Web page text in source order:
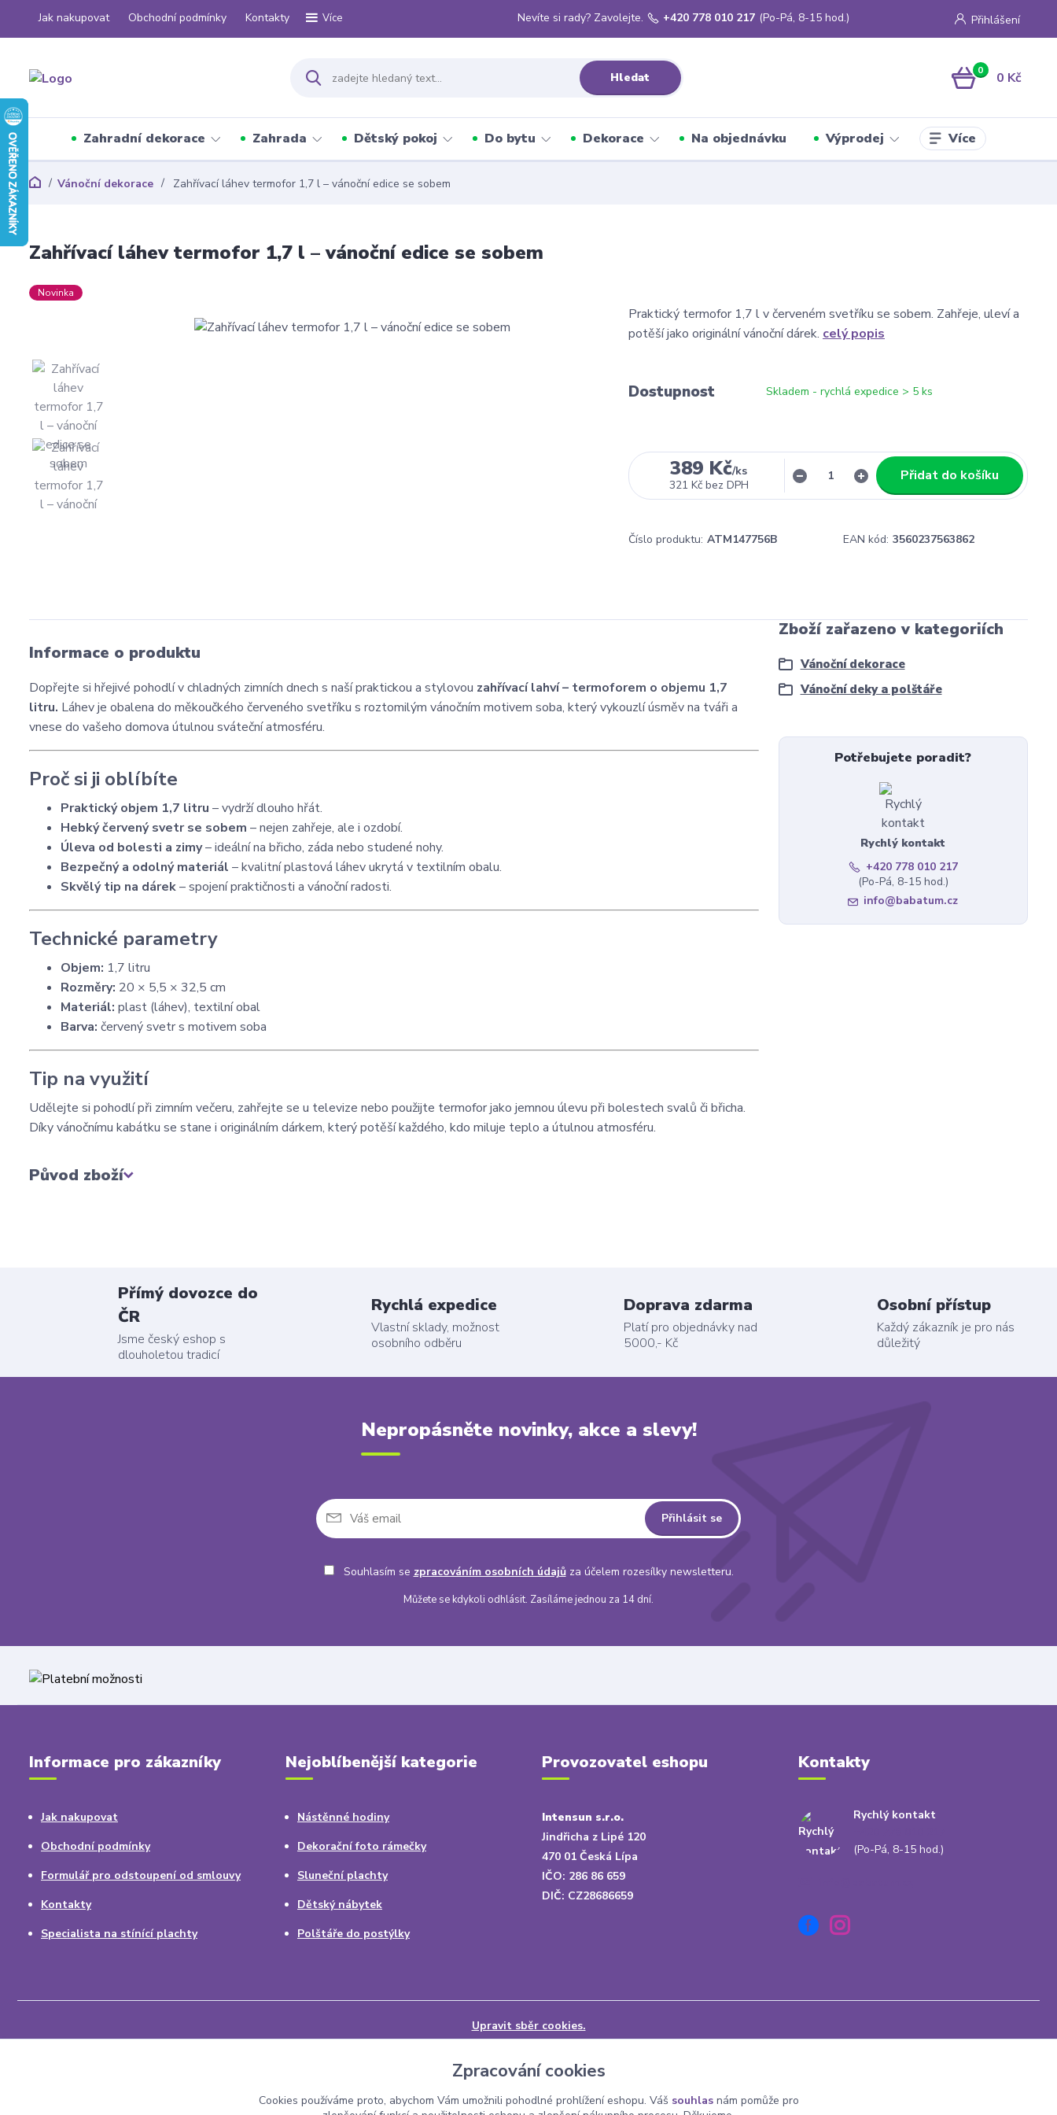
Jak nakupovat Obchodní podmínky Kontakty Více Přihlášení
Hledat
Nevíte si rady? Zavolejte. +420 778 010 217 (Po-Pá, 8-15 hod.)
0 0 Kč
Zahradní dekorace Zahrada Dětský pokoj Do bytu Dekorace Na objednávku Výprodej Více
Vánoční dekorace Zahřívací láhev termofor 1,7 l – vánoční edice se sobem
Zahřívací láhev termofor 1,7 l – vánoční edice se sobem
Novinka
Praktický termofor 1,7 l v červeném svetříku se sobem. Zahřeje, uleví a
potěší jako originální vánoční dárek. celý popis
Dostupnost Skladem - rychlá expedice > 5 ks
389 Kč/ks
321 Kč bez DPH
Přidat do košíku
Číslo produktu: ATM147756B EAN kód: 3560237563862
Informace o produktu
Dopřejte si hřejivé pohodlí v chladných zimních dnech s naší praktickou a stylovou zahřívací lahví – termoforem o objemu 1,7
litru. Láhev je obalena do měkoučkého červeného svetříku s roztomilým vánočním motivem soba, který vykouzlí úsměv na tváři a
vnese do vašeho domova útulnou sváteční atmosféru.
Proč si ji oblíbíte
Praktický objem 1,7 litru – vydrží dlouho hřát.
Hebký červený svetr se sobem – nejen zahřeje, ale i ozdobí.
Úleva od bolesti a zimy– ideální na břicho, záda nebo studené nohy.
Bezpečný a odolný materiál – kvalitní plastová láhev ukrytá v textilním obalu.
Skvělý tip na dárek– spojení praktičnosti a vánoční radosti.
Technické parametry
Objem: 1,7 litru
Rozměry: 20 × 5,5 × 32,5 cm
Materiál: plast (láhev), textilní obal
Barva: červený svetr s motivem soba
Tip na využití
Udělejte si pohodlí při zimním večeru, zahřejte se u televize nebo použijte termofor jako jemnou úlevu při bolestech svalů či břicha.
Díky vánočnímu kabátku se stane i originálním dárkem, který potěší každého, kdo miluje teplo a útulnou atmosféru.
Původ zboží
Zboží zařazeno v kategoriích
Vánoční dekorace
Vánoční deky a polštáře
Potřebujete poradit?
Rychlý kontakt
+420 778 010 217
(Po-Pá, 8-15 hod.)
info@babatum.cz
Přímý dovozce do
ČR
Jsme český eshop s
dlouholetou tradicí
Rychlá expedice
Vlastní sklady, možnost
osobního odběru
Doprava zdarma
Platí pro objednávky nad
5000,- Kč
Osobní přístup
Každý zákazník je pro nás
důležitý
Nepropásněte novinky, akce a slevy!
Přihlásit se
Souhlasím se zpracováním osobních údajůza účelem rozesílky newsletteru.
Můžete se kdykoli odhlásit. Zasíláme jednou za 14 dní.
Informace pro zákazníky
Jak nakupovat
Obchodní podmínky
Formulář pro odstoupení od smlouvy
Kontakty
Specialista na stínící plachty
Nejoblíbenější kategorie
Nástěnné hodiny
Dekorační foto rámečky
Sluneční plachty
Dětský nábytek
Polštáře do postýlky
Provozovatel eshopu
Intensun s.r.o.
Jindřicha z Lipé 120
470 01 Česká Lípa
IČO: 286 86 659
DIČ: CZ28686659
Kontakty
Rychlý kontakt
(Po-Pá, 8-15 hod.)
Upravit sběr cookies.
Zpracování cookies
Cookies používáme proto, abychom Vám umožnili pohodlné prohlížení eshopu. Váš souhlasnám pomůže pro